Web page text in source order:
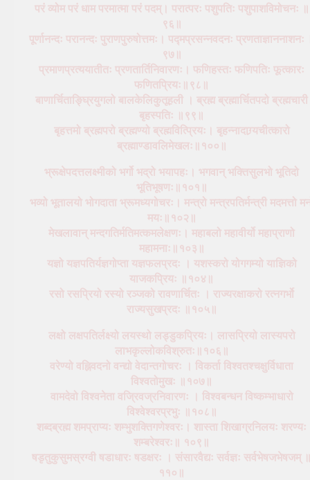
परं व्योम परं धाम परमात्मा परं पदम्। परात्परः पशुपतिः पशुपाशविमोचनः ॥
९६॥
पूर्णानन्दः परानन्दः पुराणपुरुषोत्तमः। पद्मप्रसन्नवदनः प्रणताज्ञाननाशनः
९७॥
प्रमाणप्रत्ययातीतः प्रणतार्तिनिवारणः। फणिहस्तः फणिपतिः फूत्कारः
फणितप्रियः॥९८॥
बाणार्चिताङ्घ्रियुगलो बालकेलिकुतूहली । ब्रह्म ब्रह्मार्चितपदो ब्रह्मचारी
बृहस्पतिः ॥९९॥
बृहत्तमो ब्रह्मपरो ब्रह्मण्यो ब्रह्मवित्प्रियः। बृहन्नादाग्र्यचीत्कारो
ब्रह्माण्डावलिमेखलः॥१००॥
भ्रूक्षेपदत्तलक्ष्मीको भर्गो भद्रो भयापहः। भगवान् भक्तिसुलभो भूतिदो
भूतिभूषणः॥१०१॥
भव्यो भूतालयो भोगदाता भ्रूमध्यगोचरः। मन्त्रो मन्त्रपतिर्मन्त्री मदमत्तो
मयः॥१०२॥
मेखलावान् मन्दगतिर्मतिमत्कमलेक्षणः। महाबलो महावीर्यो महाप्राणो
महामनाः॥१०३॥
यज्ञो यज्ञपतिर्यज्ञगोप्ता यज्ञफलप्रदः । यशस्करो योगगम्यो याज्ञिको
याजकप्रियः ॥१०४॥
रसो रसप्रियो रस्यो रञ्जको रावणार्चितः । राज्यरक्षाकरो रत्नगर्भो
राज्यसुखप्रदः ॥१०५॥
लक्षो लक्षपतिर्लक्ष्यो लयस्थो लड्डुकप्रियः। लासप्रियो लास्यपरो
लाभकृल्लोकविश्रुतः॥१०६॥
वरेण्यो वह्निवदनो वन्द्यो वेदान्तगोचरः । विकर्ता विश्वतश्चक्षुर्विधाता
विश्वतोमुखः ॥१०७॥
वामदेवो विश्वनेता वज्रिवज्रनिवारणः । विश्वबन्धन विष्कम्भाधारो
विश्वेश्वरप्रभुः ॥१०८॥
शब्दब्रह्म शमप्राप्यः शम्भुशक्तिगणेश्वरः। शास्ता शिखाग्रनिलयः शरण्यः
शम्बरेश्वरः॥ १०९॥
षडृतुकुसुमस्रग्वी षडाधारः षडक्षरः । संसारवैद्यः सर्वज्ञः सर्वभेषजभेषजम्
११०॥